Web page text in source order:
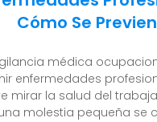
Cómo Se
médica
enfermedades
mirar la salud del
molestia pequeña se